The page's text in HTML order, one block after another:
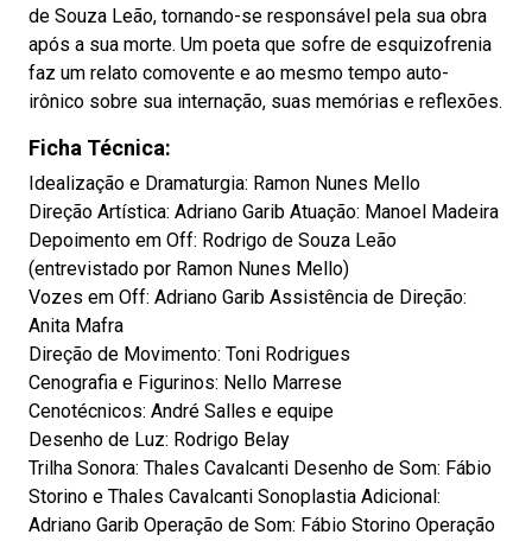
de Souza Leão, tornando-se responsável pela sua obra
após a sua morte. Um poeta que sofre de esquizofrenia
faz um relato comovente e ao mesmo tempo auto-
irônico sobre sua internação, suas memórias e reflexões.
Ficha Técnica:
Idealização e Dramaturgia: Ramon Nunes Mello
Direção Artística: Adriano Garib Atuação: Manoel Madeira
Depoimento em Off: Rodrigo de Souza Leão
(entrevistado por Ramon Nunes Mello)
Vozes em Off: Adriano Garib Assistência de Direção:
Anita Mafra
Direção de Movimento: Toni Rodrigues
Cenografia e Figurinos: Nello Marrese
Cenotécnicos: André Salles e equipe
Desenho de Luz: Rodrigo Belay
Trilha Sonora: Thales Cavalcanti Desenho de Som: Fábio
Storino e Thales Cavalcanti Sonoplastia Adicional:
Adriano Garib Operação de Som: Fábio Storino Operação